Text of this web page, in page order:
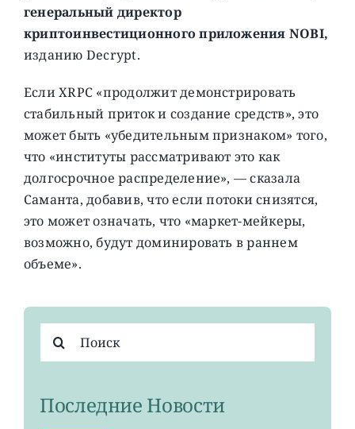
генеральный директор
криптоинвестиционного приложения NOBI,
изданию Decrypt.
Если XRPC «продолжит демонстрировать
стабильный приток и создание средств», это
может быть «убедительным признаком» того,
что «институты рассматривают это как
долгосрочное распределение», — сказала
Саманта, добавив, что если потоки снизятся,
это может означать, что «маркет-мейкеры,
возможно, будут доминировать в раннем
объеме».
поиска:
Последние Новости